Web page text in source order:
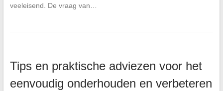
veeleisend. De vraag van…
Tips en praktische adviezen voor het
eenvoudig onderhouden en verbeteren